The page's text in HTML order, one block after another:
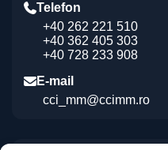
Telefon
+40 262 221 510
+40 362 405 303
+40 728 233 908
E-mail
cci_mm@ccimm.ro